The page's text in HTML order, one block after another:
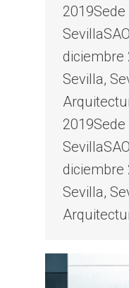
2019Sede
diciembre
Sevilla,
2019Sede
diciembre
Sevilla,